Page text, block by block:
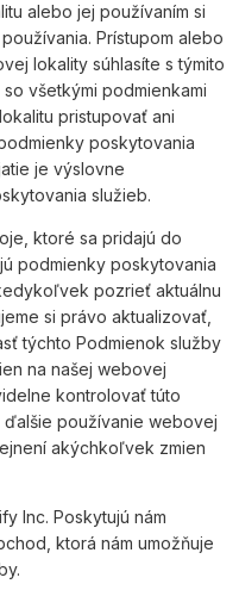
alebo jej používaním si
Prístupom alebo
lokality súhlasíte s týmito
všetkými podmienkami
pristupovať ani
poskytovania
je výslovne
služieb.
ktoré sa pridajú do
podmienky poskytovania
pozrieť aktuálnu
si právo aktualizovať,
týchto Podmienok služby
na našej webovej
kontrolovať túto
ďalšie používanie webovej
akýchkoľvek zmien
Inc. Poskytujú nám
ktorá nám umožňuje